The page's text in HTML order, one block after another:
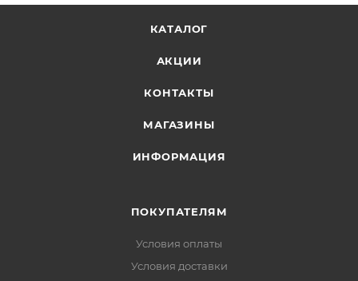
КАТАЛОГ
АКЦИИ
КОНТАКТЫ
МАГАЗИНЫ
ИНФОРМАЦИЯ
ПОКУПАТЕЛЯМ
Условия оплаты
Условия доставки